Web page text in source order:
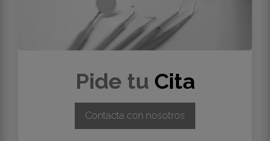
Pide tu Cita
Contacta con nosotros